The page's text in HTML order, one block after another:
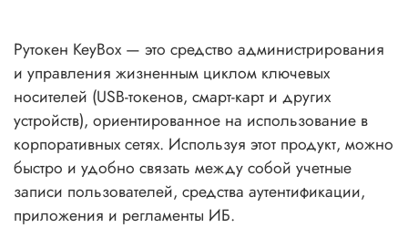
Рутокен KeyBox — это средство администрирования
и управления жизненным циклом ключевых
носителей (USB-токенов, смарт-карт и других
устройств), ориентированное на использование в
корпоративных сетях. Используя этот продукт, можно
быстро и удобно связать между собой учетные
записи пользователей, средства аутентификации,
приложения и регламенты ИБ.